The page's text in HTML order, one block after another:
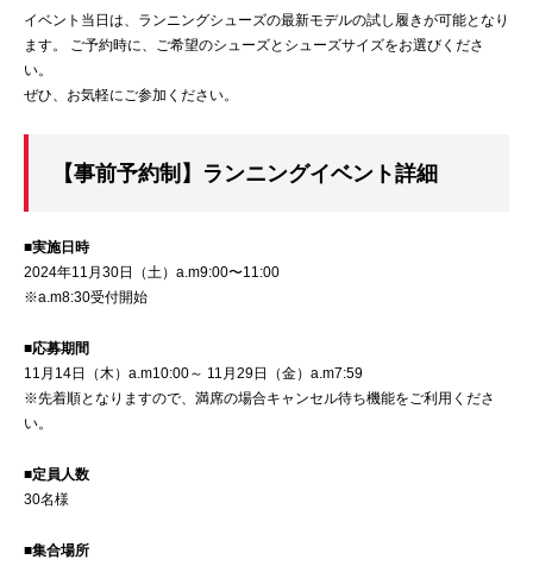
イベント当日は、ランニングシューズの最新モデルの試し履きが可能となり
ます。 ご予約時に、ご希望のシューズとシューズサイズをお選びくださ
い。
ぜひ、お気軽にご参加ください。
【事前予約制】ランニングイベント詳細
■実施日時
2024年11月30日（土）a.m9:00〜11:00
※a.m8:30受付開始
■応募期間
11月14日（木）a.m10:00～ 11月29日（金）a.m7:59
※先着順となりますので、満席の場合キャンセル待ち機能をご利用くださ
い。
■定員人数
30名様
■集合場所